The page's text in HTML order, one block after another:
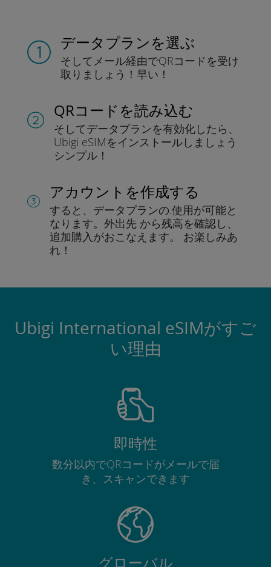
データプランを選ぶ
そしてメール経由でQRコードを受け
取りましょう！早い！
QRコードを読み込む
そしてデータプランを有効化したら、
Ubigi eSIMをインストールしま しょう
シンプル！
アカウントを作成する
すると、データプランの.使用が可能と
なります。 外出先 から残高を確認し、
追加購入がおこなえます。
お楽しみあ
れ！
Ubigi International eSIMがすご
い理由
即時性
数分以内でQRコードがメールで届
き、スキャンできます
グローバル